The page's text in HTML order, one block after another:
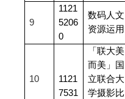
9
1121
5206
0
数码人文
资源运用
10
1121
7531
「联大美
而美」国
立联合大
学摄影比